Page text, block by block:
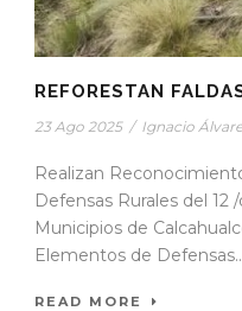
REFORESTAN
23 Ago 2025 / Ignacio
Realizan
Defensas Rurales del
Municipios de
Elementos de
READ MORE